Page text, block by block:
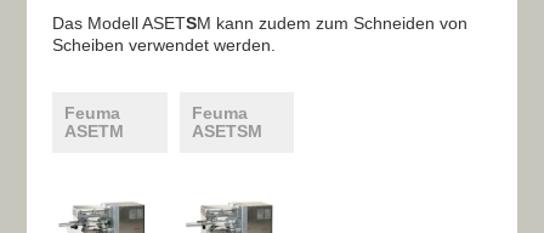
Das Modell ASETSM kann zudem zum Schneiden von
Scheiben verwendet werden.
Feuma
ASETM
Feuma
ASETSM